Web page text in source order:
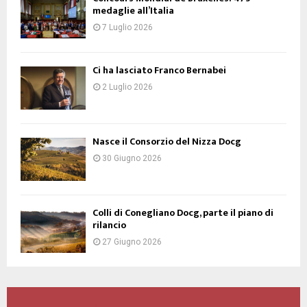
medaglie all’Italia
7 Luglio 2026
Ci ha lasciato Franco Bernabei
2 Luglio 2026
Nasce il Consorzio del Nizza Docg
30 Giugno 2026
Colli di Conegliano Docg, parte il piano di
rilancio
27 Giugno 2026